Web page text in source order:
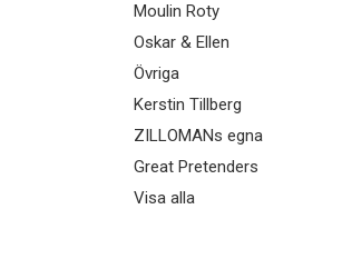
Moulin Roty
Oskar & Ellen
Övriga
Kerstin Tillberg
ZILLOMANs egna
Great Pretenders
Visa alla